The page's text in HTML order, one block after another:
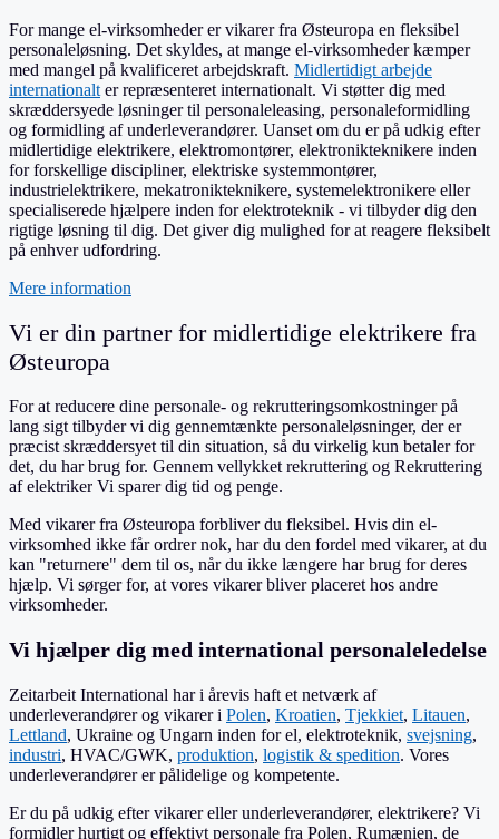
For mange el-virksomheder er vikarer fra Østeuropa en fleksibel
personaleløsning. Det skyldes, at mange el-virksomheder kæmper
med mangel på kvalificeret arbejdskraft. Midlertidigt arbejde
internationalt er repræsenteret internationalt. Vi støtter dig med
skræddersyede løsninger til personaleleasing, personaleformidling
og formidling af underleverandører. Uanset om du er på udkig efter
midlertidige elektrikere, elektromontører, elektronikteknikere inden
for forskellige discipliner, elektriske systemmontører,
industrielektrikere, mekatronikteknikere, systemelektronikere eller
specialiserede hjælpere inden for elektroteknik - vi tilbyder dig den
rigtige løsning til dig. Det giver dig mulighed for at reagere fleksibelt
på enhver udfordring.
Mere information
Vi er din partner for midlertidige elektrikere fra
Østeuropa
For at reducere dine personale- og rekrutteringsomkostninger på
lang sigt tilbyder vi dig gennemtænkte personaleløsninger, der er
præcist skræddersyet til din situation, så du virkelig kun betaler for
det, du har brug for. Gennem vellykket rekruttering og Rekruttering
af elektriker Vi sparer dig tid og penge.
Med vikarer fra Østeuropa forbliver du fleksibel. Hvis din el-
virksomhed ikke får ordrer nok, har du den fordel med vikarer, at du
kan "returnere" dem til os, når du ikke længere har brug for deres
hjælp. Vi sørger for, at vores vikarer bliver placeret hos andre
virksomheder.
Vi hjælper dig med international personaleledelse
Zeitarbeit International har i årevis haft et netværk af
underleverandører og vikarer i Polen, Kroatien, Tjekkiet, Litauen,
Lettland, Ukraine og Ungarn inden for el, elektroteknik, svejsning,
industri, HVAC/GWK, produktion, logistik & spedition. Vores
underleverandører er pålidelige og kompetente.
Er du på udkig efter vikarer eller underleverandører, elektrikere? Vi
formidler hurtigt og effektivt personale fra Polen, Rumænien, de